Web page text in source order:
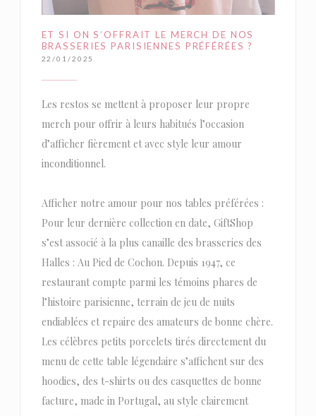
ET SI ON S’OFFRAIT LE MERCH DE NOS
BRASSERIES PARISIENNES PRÉFÉRÉES ?
22/01/2025
Les restos se mettent à proposer leur propre
merch pour offrir à leurs habitués l’occasion
d’afficher fièrement et avec style leur amour
inconditionnel.
Afficher notre amour pour nos tables préférées :
Pour leur dernière collection en date, GiftShop
s’est associé à la plus canaille des brasseries des
Halles : Au Pied de Cochon. Depuis 1947, ce
restaurant compte parmi les témoins phares de
l’histoire parisienne, terrain de jeu de nuits
endiablées et repaire des amateurs de bonne chère.
Les célèbres petits porcelets tirés directement du
menu de cette table légendaire s’affichent sur des
hoodies, des t-shirts ou des casquettes de bonne
facture, made in Portugal, au style clairement